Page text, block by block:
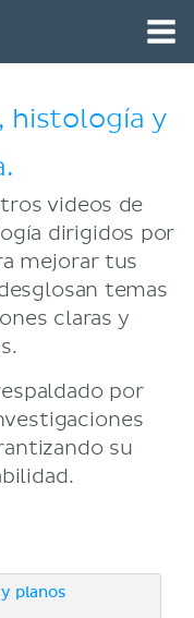
histología y
videos de
dirigidos por
mejorar tus
temas
claras y
por
su
planos